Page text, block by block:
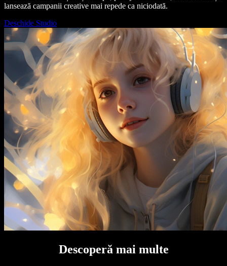
lansează campanii creative mai repede ca niciodată.
Deschide Studio
Descoperă mai multe